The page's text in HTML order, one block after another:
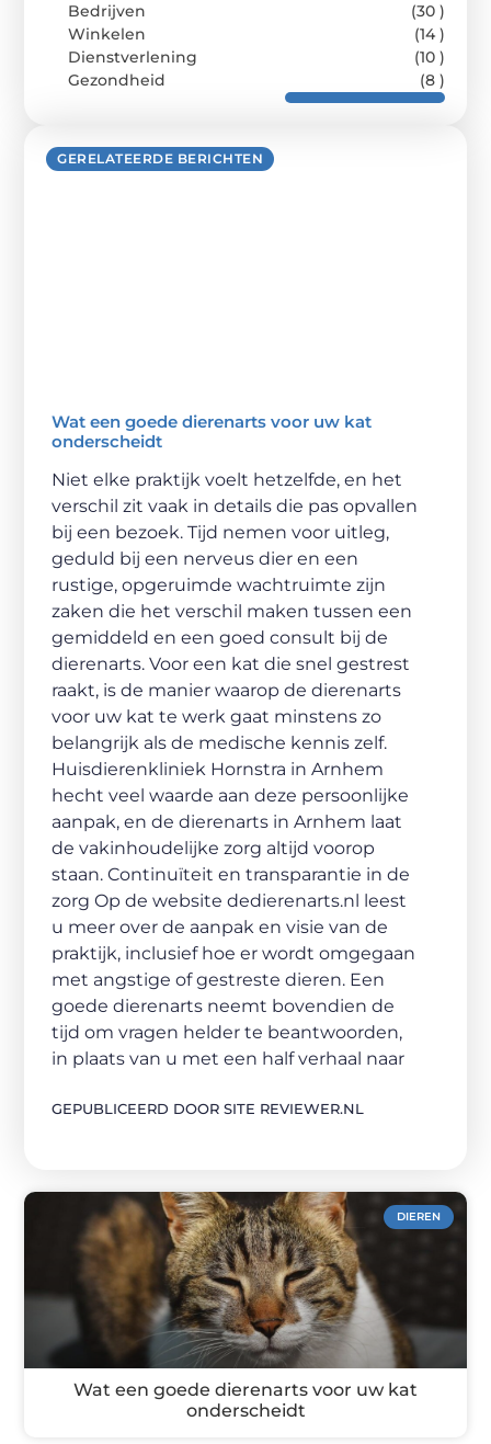
GERELATEERDE BERICHTEN
Wat een goede dierenarts voor uw kat
onderscheidt
Niet elke praktijk voelt hetzelfde, en het
verschil zit vaak in details die pas opvallen
bij een bezoek. Tijd nemen voor uitleg,
geduld bij een nerveus dier en een
rustige, opgeruimde wachtruimte zijn
zaken die het verschil maken tussen een
gemiddeld en een goed consult bij de
dierenarts. Voor een kat die snel gestrest
raakt, is de manier waarop de dierenarts
voor uw kat te werk gaat minstens zo
belangrijk als de medische kennis zelf.
Huisdierenkliniek Hornstra in Arnhem
hecht veel waarde aan deze persoonlijke
aanpak, en de dierenarts in Arnhem laat
de vakinhoudelijke zorg altijd voorop
staan. Continuïteit en transparantie in de
zorg Op de website dedierenarts.nl leest
u meer over de aanpak en visie van de
praktijk, inclusief hoe er wordt omgegaan
met angstige of gestreste dieren. Een
goede dierenarts neemt bovendien de
tijd om vragen helder te beantwoorden,
in plaats van u met een half verhaal naar
GEPUBLICEERD DOOR SITE REVIEWER.NL
Bedrijven
(30 )
Winkelen
(14 )
Dienstverlening
(10 )
Gezondheid
(8 )
DIEREN
Wat een goede dierenarts voor uw kat
onderscheidt